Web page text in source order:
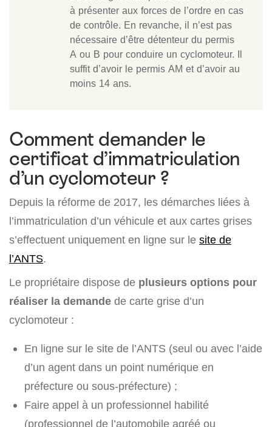
à présenter aux forces de l’ordre en cas
de contrôle. En revanche, il n’est pas
nécessaire d’être détenteur du permis
A ou B pour conduire un cyclomoteur. Il
suffit d’avoir le permis AM et d’avoir au
moins 14 ans.
Comment demander le
certificat d’immatriculation
d’un cyclomoteur ?
Depuis la réforme de 2017, les démarches liées à
l’immatriculation d’un véhicule et aux cartes grises
s’effectuent uniquement en ligne sur le site de
l’ANTS.
Le propriétaire dispose de plusieurs options pour
réaliser la demande de carte grise d’un
cyclomoteur :
En ligne sur le site de l’ANTS (seul ou avec l’aide
d’un agent dans un point numérique en
préfecture ou sous-préfecture) ;
Faire appel à un professionnel habilité
(professionnel de l’automobile agréé ou